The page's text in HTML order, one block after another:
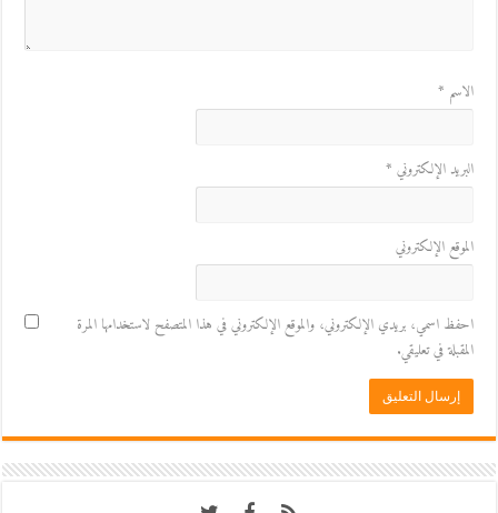
الاسم *
البريد الإلكتروني *
الموقع الإلكتروني
احفظ اسمي، بريدي الإلكتروني، والموقع الإلكتروني في هذا المتصفح لاستخدامها المرة
المقبلة في تعليقي.